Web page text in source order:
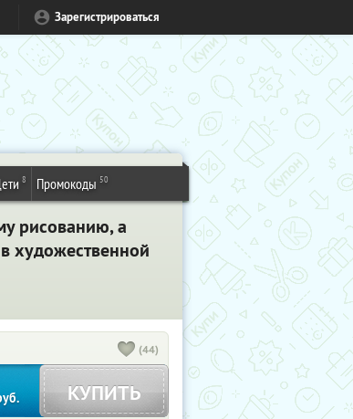
Зарегистрироваться
8 Промокоды 50
рисованию, а
художественной
(44)
КУПИТЬ